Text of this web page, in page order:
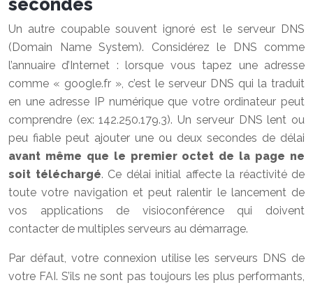
Un autre coupable souvent ignoré est le serveur DNS
(Domain Name System). Considérez le DNS comme
l’annuaire d’Internet : lorsque vous tapez une adresse
comme « google.fr », c’est le serveur DNS qui la traduit
en une adresse IP numérique que votre ordinateur peut
comprendre (ex: 142.250.179.3). Un serveur DNS lent ou
peu fiable peut ajouter une ou deux secondes de délai
avant même que le premier octet de la page ne
soit téléchargé. Ce délai initial affecte la réactivité de
toute votre navigation et peut ralentir le lancement de
vos applications de visioconférence qui doivent
contacter de multiples serveurs au démarrage.
Par défaut, votre connexion utilise les serveurs DNS de
votre FAI. S’ils ne sont pas toujours les plus performants,